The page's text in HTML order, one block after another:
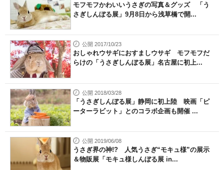
モフモフかわいいうさぎの写真＆グッズ 「う
さぎしんぼる展」9月8日から浅草橋で開...
公開 2017/10/23
おしゃれウサギにおすましウサギ モフモフだ
らけの「うさぎしんぼる展」名古屋に初上...
公開 2018/03/28
「うさぎしんぼる展」静岡に初上陸 映画「ピ
ーターラビット」とのコラボ企画も開催 ...
公開 2019/06/08
うさぎ界の神!? 人気うさぎ“モキュ様”の展示
＆物販展「モキュ様しんぼる展 in...